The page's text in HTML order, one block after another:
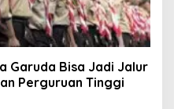
Garuda Bisa Jadi Jalur
Perguruan Tinggi